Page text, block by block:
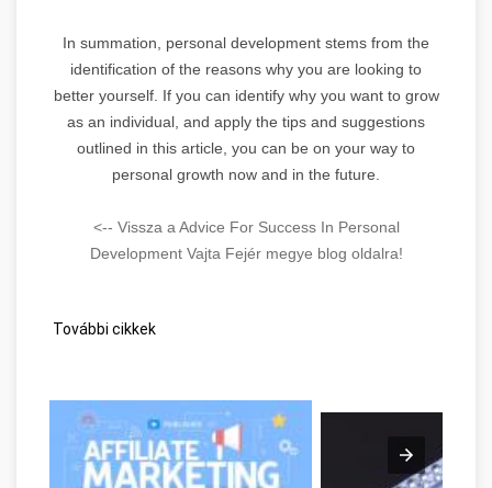
In summation, personal development stems from the
identification of the reasons why you are looking to
better yourself. If you can identify why you want to grow
as an individual, and apply the tips and suggestions
outlined in this article, you can be on your way to
personal growth now and in the future.
<-- Vissza a Advice For Success In Personal
Development Vajta Fejér megye blog oldalra!
További cikkek